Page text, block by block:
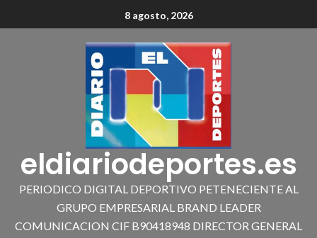
8 agosto, 2026
eldiariodeportes.es
PERIODICO DIGITAL DEPORTIVO PETENECIENTE AL
GRUPO EMPRESARIAL BRAND LEADER
COMUNICACION CIF B90418948 DIRECTOR GENERAL